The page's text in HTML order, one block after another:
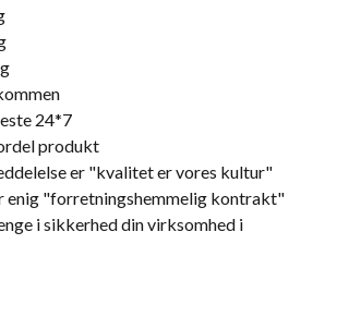
24*7
produkt
er "kvalitet er vores kultur"
enig "forretningshemmelig kontrakt"
i sikkerhed din virksomhed i